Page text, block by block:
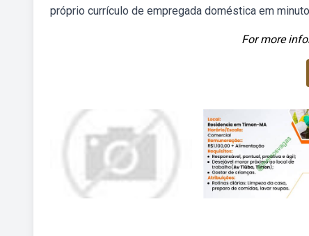
próprio currículo de empregada doméstica em
For more